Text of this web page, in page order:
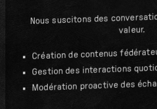
Nous suscitons des
valeur.
Création de contenus
Gestion des interactions
Modération proactive des